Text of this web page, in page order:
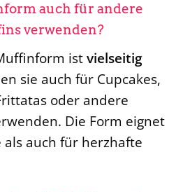
auch für andere
verwenden?
istvielseitig
sie auch für Cupcakes,
oder andere
Die Form eignet
auch für herzhafte